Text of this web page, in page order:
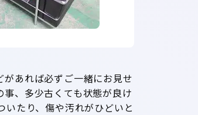
あれば必ずご一緒にお見せ
、多少古くても状態が良け
たり、傷や汚れがひどいと